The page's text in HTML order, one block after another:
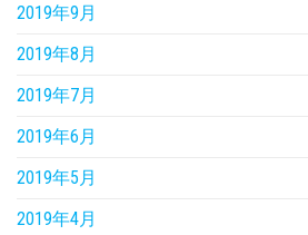
2019年9月
2019年8月
2019年7月
2019年6月
2019年5月
2019年4月